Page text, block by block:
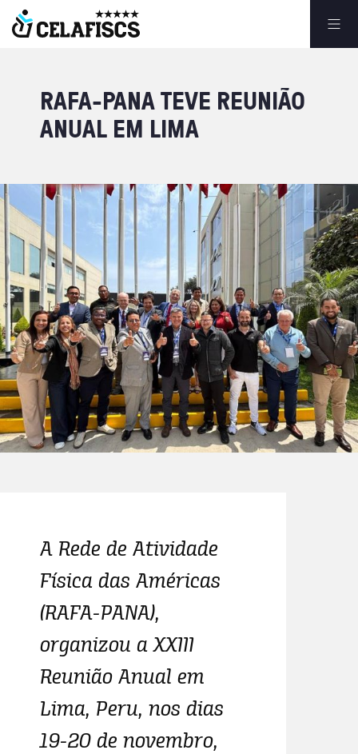
RAFA-PANATEVE REUNIÃO
ANUAL EM LIMA
A Rede de Atividade
Física das Américas
(RAFA-PANA),
organizou a XXIII
Reunião Anual em
Lima, Peru, nos dias
19-20 de novembro,